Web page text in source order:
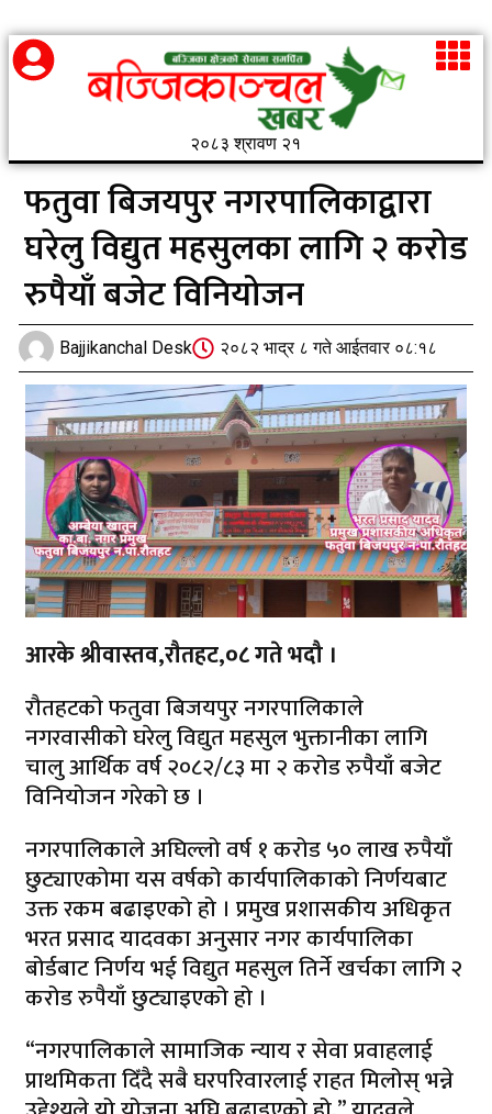
२०८३ श्रावण २१
फतुवा बिजयपुर नगरपालिकाद्वारा
घरेलु विद्युत महसुलका लागि २ करोड
रुपैयाँ बजेट विनियोजन
Bajjikanchal Desk २०८२ भाद्र ८ गते आईतवार ०८:१८
आरके श्रीवास्तव,राैतहट,०८ गते भदौ ।
रौतहटकाे फतुवा बिजयपुर नगरपालिकाले
नगरवासीको घरेलु विद्युत महसुल भुक्तानीका लागि
चालु आर्थिक वर्ष २०८२/८३ मा २ करोड रुपैयाँ बजेट
विनियोजन गरेको छ ।
नगरपालिकाले अघिल्लो वर्ष १ करोड ५० लाख रुपैयाँ
छुट्याएकोमा यस वर्षको कार्यपालिकाको निर्णयबाट
उक्त रकम बढाइएको हो । प्रमुख प्रशासकीय अधिकृत
भरत प्रसाद यादवका अनुसार नगर कार्यपालिका
बोर्डबाट निर्णय भई विद्युत महसुल तिर्ने खर्चका लागि २
करोड रुपैयाँ छुट्याइएको हो ।
“नगरपालिकाले सामाजिक न्याय र सेवा प्रवाहलाई
प्राथमिकता दिँदै सबै घरपरिवारलाई राहत मिलोस् भन्ने